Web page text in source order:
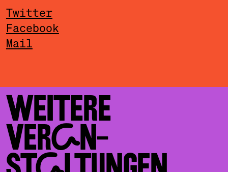
Twitter
Facebook
Mail
WEITERE
VERAN­